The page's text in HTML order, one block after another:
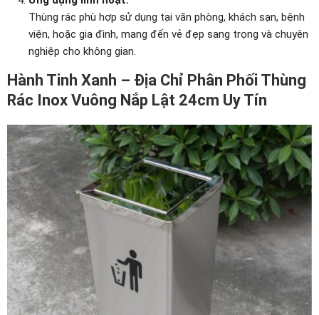
Thùng rác phù hợp sử dụng tại văn phòng, khách sạn, bệnh
viện, hoặc gia đình, mang đến vẻ đẹp sang trọng và chuyên
nghiệp cho không gian.
Hành Tinh Xanh – Địa Chỉ Phân Phối Thùng
Rác Inox Vuông Nắp Lật 24cm Uy Tín